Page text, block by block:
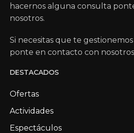
hacernos alguna consulta
nosotros.
Si necesitas que te
ponte en contacto con
DESTACADOS
Ofertas
Actividades
Espectáculos